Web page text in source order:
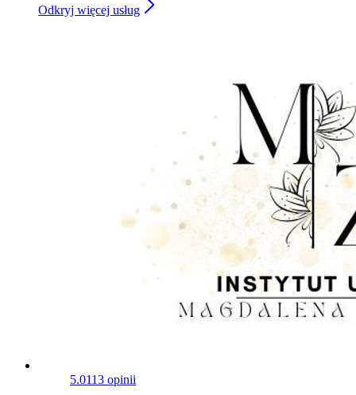
Odkryj więcej usług
5.0113 opinii